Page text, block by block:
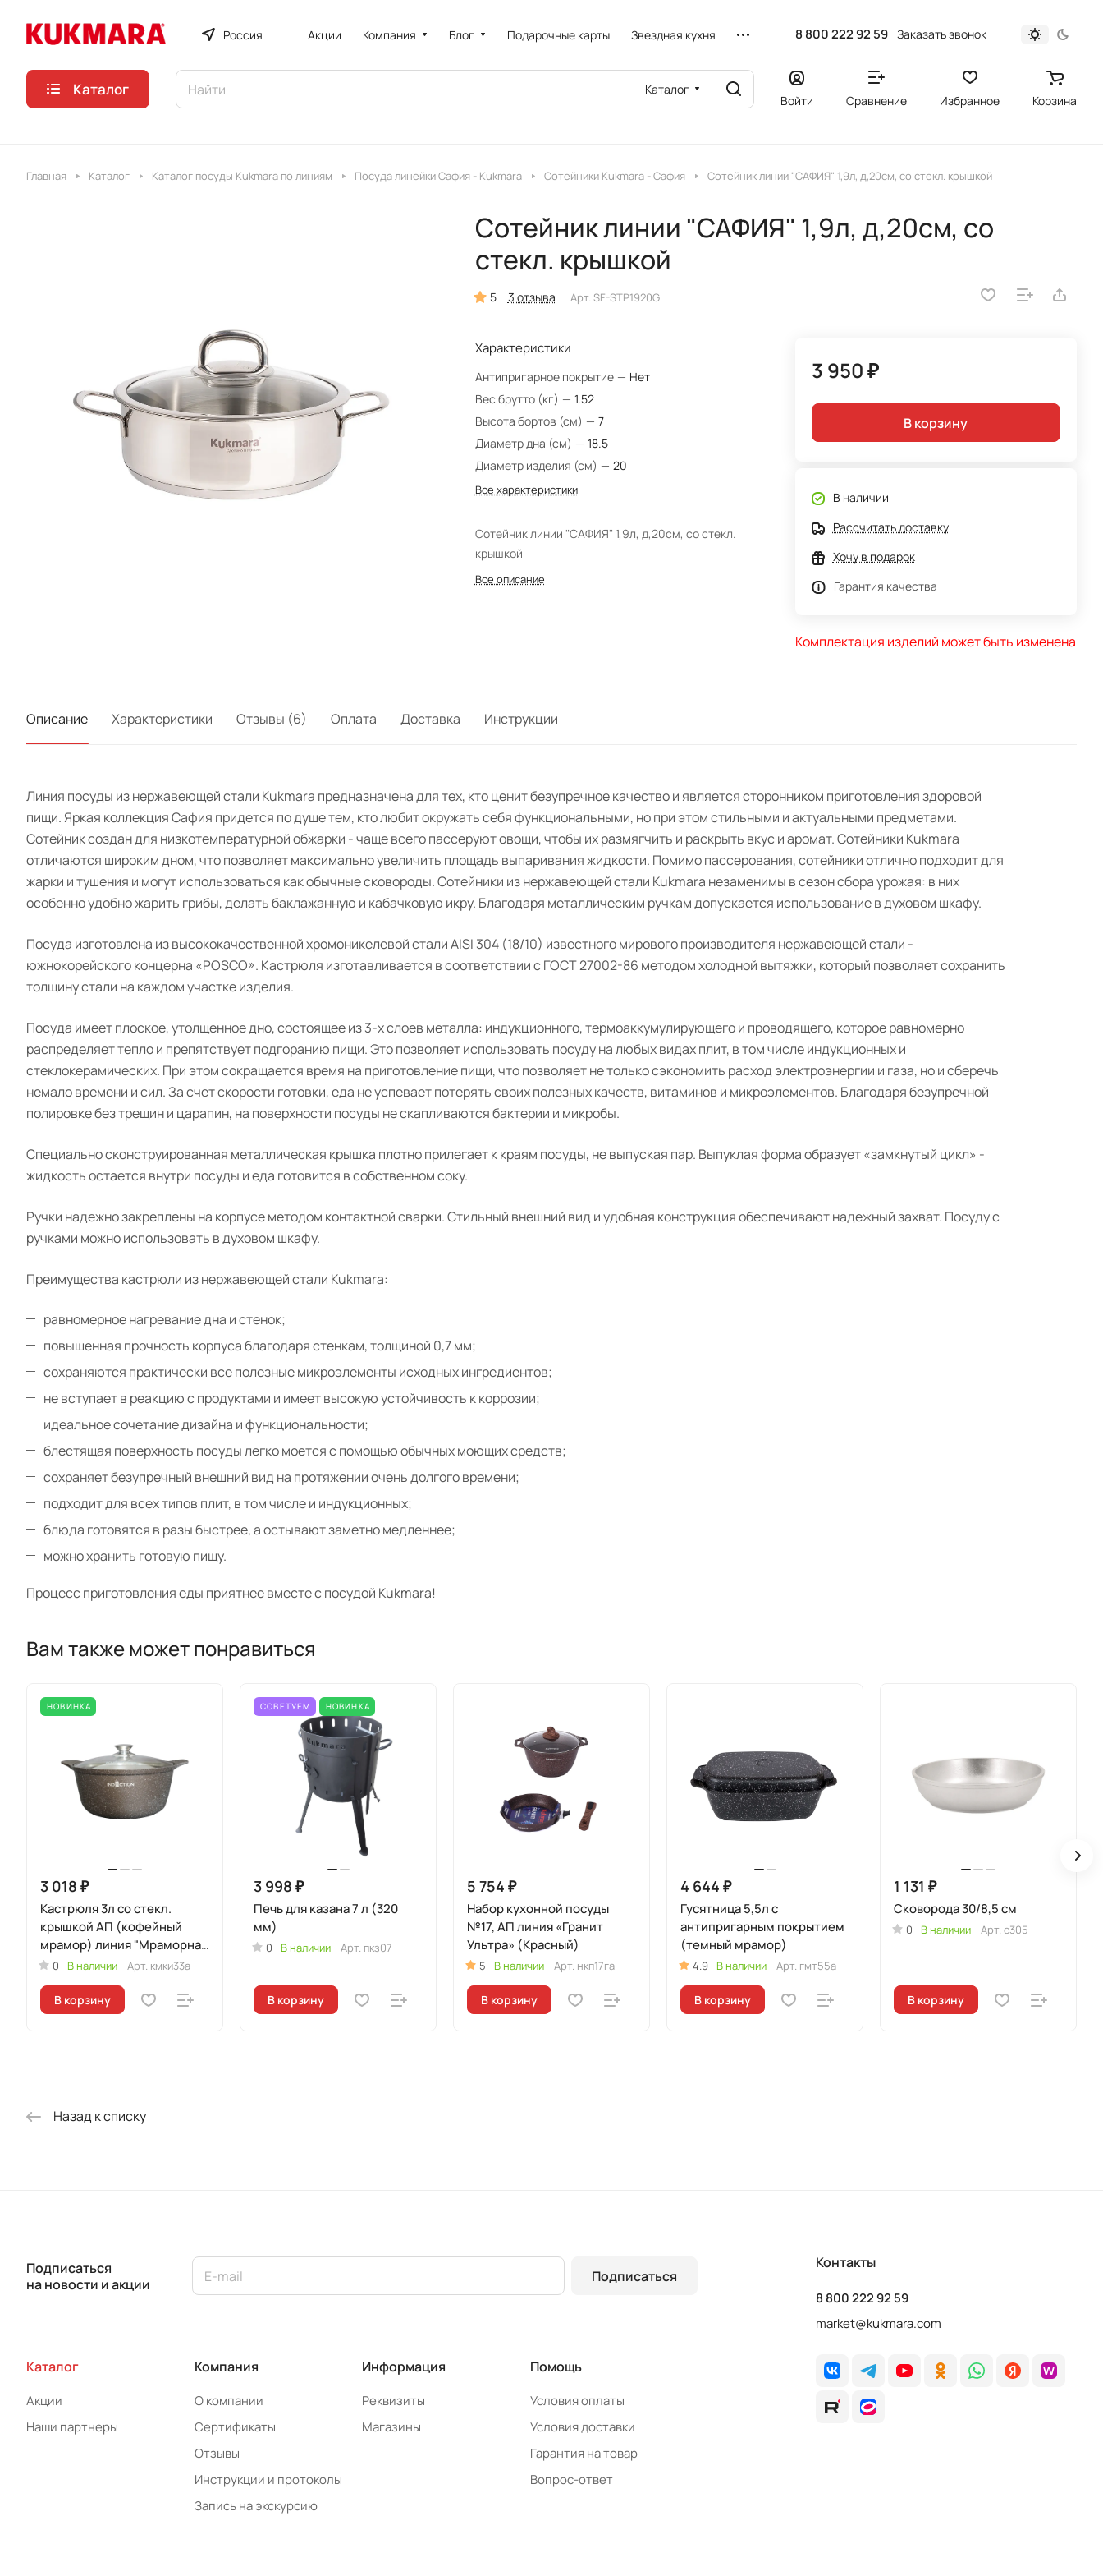
Россия Акции Компания Блог Подарочные карты Звездная кухня 8 800 222 92 59 Заказать звонок
Каталог Каталог
Войти Сравнение Избранное Корзина
Главная Каталог Каталог посуды Kukmara по линиям Посуда линейки Сафия - Kukmara Сотейники Kukmara - Сафия Сотейник линии "САФИЯ" 1,9л, д,20см, со стекл. крышкой
Сотейник линии "САФИЯ" 1,9л, д,20см, со
стекл. крышкой
5 3 отзыва Арт. SF-STP1920G
Характеристики
Антипригарное покрытие — Нет
Вес брутто (кг) — 1.52
Высота бортов (см) — 7
Диаметр дна (см) — 18.5
Диаметр изделия (см) — 20
Все характеристики
Сотейник линии "САФИЯ" 1,9л, д,20см, со стекл.
крышкой
Все описание
3 950 ₽
В корзину
В наличии
Рассчитать доставку
Хочу в подарок
Гарантия качества
Комплектация изделий может быть изменена
Описание Характеристики Отзывы (6) Оплата Доставка Инструкции
Линия посуды из нержавеющей стали Kukmara предназначена для тех, кто ценит безупречное качество и является сторонником приготовления здоровой
пищи. Яркая коллекция Сафия придется по душе тем, кто любит окружать себя функциональными, но при этом стильными и актуальными предметами.
Сотейник создан для низкотемпературной обжарки - чаще всего пассеруют овощи, чтобы их размягчить и раскрыть вкус и аромат. Сотейники Kukmara
отличаются широким дном, что позволяет максимально увеличить площадь выпаривания жидкости. Помимо пассерования, сотейники отлично подходит для
жарки и тушения и могут использоваться как обычные сковороды. Сотейники из нержавеющей стали Kukmara незаменимы в сезон сбора урожая: в них
особенно удобно жарить грибы, делать баклажанную и кабачковую икру. Благодаря металлическим ручкам допускается использование в духовом шкафу.
Посуда изготовлена из высококачественной хромоникелевой стали AISI 304 (18/10) известного мирового производителя нержавеющей стали -
южнокорейского концерна «POSCO». Кастрюля изготавливается в соответствии с ГОСТ 27002-86 методом холодной вытяжки, который позволяет сохранить
толщину стали на каждом участке изделия.
Посуда имеет плоское, утолщенное дно, состоящее из 3-х слоев металла: индукционного, термоаккумулирующего и проводящего, которое равномерно
распределяет тепло и препятствует подгоранию пищи. Это позволяет использовать посуду на любых видах плит, в том числе индукционных и
стеклокерамических. При этом сокращается время на приготовление пищи, что позволяет не только сэкономить расход электроэнергии и газа, но и сберечь
немало времени и сил. За счет скорости готовки, еда не успевает потерять своих полезных качеств, витаминов и микроэлементов. Благодаря безупречной
полировке без трещин и царапин, на поверхности посуды не скапливаются бактерии и микробы.
Специально сконструированная металлическая крышка плотно прилегает к краям посуды, не выпуская пар. Выпуклая форма образует «замкнутый цикл» -
жидкость остается внутри посуды и еда готовится в собственном соку.
Ручки надежно закреплены на корпусе методом контактной сварки. Стильный внешний вид и удобная конструкция обеспечивают надежный захват. Посуду с
ручками можно использовать в духовом шкафу.
Преимущества кастрюли из нержавеющей стали Kukmara:
равномерное нагревание дна и стенок;
повышенная прочность корпуса благодаря стенкам, толщиной 0,7 мм;
сохраняются практически все полезные микроэлементы исходных ингредиентов;
не вступает в реакцию с продуктами и имеет высокую устойчивость к коррозии;
идеальное сочетание дизайна и функциональности;
блестящая поверхность посуды легко моется с помощью обычных моющих средств;
сохраняет безупречный внешний вид на протяжении очень долгого времени;
подходит для всех типов плит, в том числе и индукционных;
блюда готовятся в разы быстрее, а остывают заметно медленнее;
можно хранить готовую пищу.
Процесс приготовления еды приятнее вместе с посудой Kukmara!
Вам также может понравиться
НОВИНКА
3 018 ₽
Кастрюля 3л со стекл.
крышкой АП (кофейный
мрамор) линия "Мраморная
Индукционная"
0 В наличии Арт. кмки33а
В корзину
СОВЕТУЕМ НОВИНКА
3 998 ₽
Печь для казана 7 л (320
мм)
0 В наличии Арт. пкз07
В корзину
5 754 ₽
Набор кухонной посуды
№17, АП линия «Гранит
Ультра» (Красный)
5 В наличии Арт. нкп17га
В корзину
4 644 ₽
Гусятница 5,5л с
антипригарным покрытием
(темный мрамор)
4.9 В наличии Арт. гмт55а
В корзину
1 131 ₽
Сковорода 30/8,5 см
0 В наличии Арт. с305
В корзину
Назад к списку
Подписаться
на новости и акции
Подписаться
Каталог
Акции
Наши партнеры
Компания
О компании
Сертификаты
Отзывы
Инструкции и протоколы
Запись на экскурсию
Информация
Реквизиты
Магазины
Помощь
Условия оплаты
Условия доставки
Гарантия на товар
Вопрос-ответ
Контакты
8 800 222 92 59
market@kukmara.com